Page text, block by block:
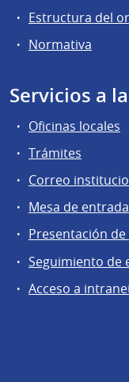
Estructura del
Normativa
Servicios a
Oficinas locales
Trámites
Correo
Mesa de entrada
Presentación
Seguimiento de
Acceso a